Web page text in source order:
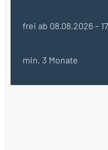
frei ab 08.08.2026 –
min. 3 Monate